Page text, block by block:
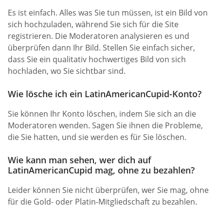
Es ist einfach. Alles was Sie tun müssen, ist ein Bild von
sich hochzuladen, während Sie sich für die Site
registrieren. Die Moderatoren analysieren es und
überprüfen dann Ihr Bild. Stellen Sie einfach sicher,
dass Sie ein qualitativ hochwertiges Bild von sich
hochladen, wo Sie sichtbar sind.
Wie lösche ich ein LatinAmericanCupid-Konto?
Sie können Ihr Konto löschen, indem Sie sich an die
Moderatoren wenden. Sagen Sie ihnen die Probleme,
die Sie hatten, und sie werden es für Sie löschen.
Wie kann man sehen, wer dich auf
LatinAmericanCupid mag, ohne zu bezahlen?
Leider können Sie nicht überprüfen, wer Sie mag, ohne
für die Gold- oder Platin-Mitgliedschaft zu bezahlen.